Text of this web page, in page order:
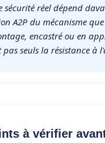
sécurité réel dépend
A2P du mécanisme que
encastré ou en
seuls la résistance à
à vérifier